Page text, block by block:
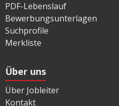
PDF-Lebenslauf
Bewerbungsunterlagen
Suchprofile
Merkliste
Über uns
Über Jobleiter
Kontakt